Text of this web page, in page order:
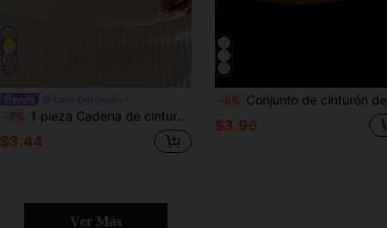
-7% 1 pieza Cadena de cintura de mujer elegante y sexy con exageración, con estrella de mar y perla de concha, adecuada para la playa, fiestas, banquetes y uso diario
$3.44
-8% Conjunto de cinturón de cintura de doble capa con estrellas de mar y conchas de estilo bohemio - Cadena corporal con cuentas de perlas falsas - Cinturón de cintura ajustable
$3.96
Ver Más